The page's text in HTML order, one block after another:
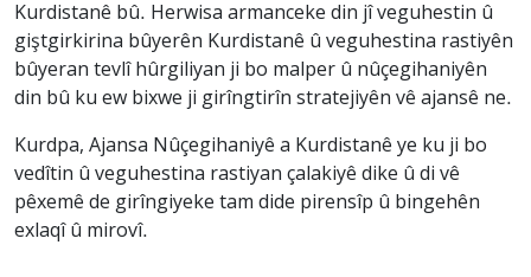
Kurdistanê bû. Herwisa armanceke din jî veguhestin û
giştgirkirina bûyerên Kurdistanê û veguhestina rastiyên
bûyeran tevlî hûrgiliyan ji bo malper û nûçegihaniyên
din bû ku ew bixwe ji girîngtirîn stratejiyên vê ajansê ne.
Kurdpa, Ajansa Nûçegihaniyê a Kurdistanê ye ku ji bo
vedîtin û veguhestina rastiyan çalakiyê dike û di vê
pêxemê de girîngiyeke tam dide pirensîp û bingehên
exlaqî û mirovî.